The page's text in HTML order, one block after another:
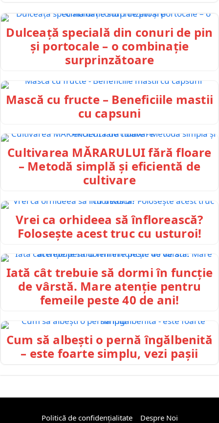
Dulceață specială din conuri de pin
și portocale – o combinație
surprinzătoare
Mască cu fructe – Beneficiile mastii
cu capsuni
Cultivarea MĂRARULUI fără floare
– Metodă simplă și eficientă de
cultivare
Vrei ca orhideea să înflorească?
Folosește acest truc cu usturoi!
Iată cât trebuie să dormi în funcție
de vârstă. Mare atenție pentru
femeile peste 40 de ani!
Cum să albești o pernă îngălbenită
– este foarte simplu, vezi pașii
Politică de confidențialitate
Despre Noi